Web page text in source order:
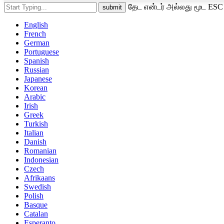
தேட என்டர் அல்லது மூட
English
French
German
Portuguese
Spanish
Russian
Japanese
Korean
Arabic
Irish
Greek
Turkish
Italian
Danish
Romanian
Indonesian
Czech
Afrikaans
Swedish
Polish
Basque
Catalan